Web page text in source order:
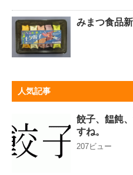
みまつ食品
人気記事
餃子、饂飩
すね。
207ビュー